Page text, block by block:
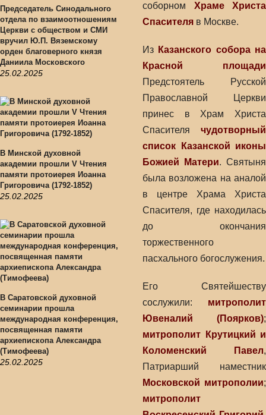
Председатель Синодального
отдела по взаимоотношениям
Церкви с обществом и СМИ
вручил Ю.П. Вяземскому
орден благоверного князя
Даниила Московского
25.02.2025
В Минской духовной
академии прошли V Чтения
памяти протоиерея Иоанна
Григоровича (1792-1852)
25.02.2025
В Саратовской духовной
семинарии прошла
международная конференция,
посвященная памяти
архиепископа Александра
(Тимофеева)
25.02.2025
соборном Храме Христа
Спасителя в Москве.
Из Казанского собора на
Красной площади
Предстоятель Русской
Православной Церкви
принес в Храм Христа
Спасителя чудотворный
список Казанской иконы
Божией Матери. Святыня
была возложена на аналой
в центре Храма Христа
Спасителя, где находилась
до окончания
торжественного
пасхального богослужения.
Его Святейшеству
сослужили: митрополит
Ювеналий (Поярков);
митрополит Крутицкий и
Коломенский Павел,
Патриарший наместник
Московской митрополии;
митрополит